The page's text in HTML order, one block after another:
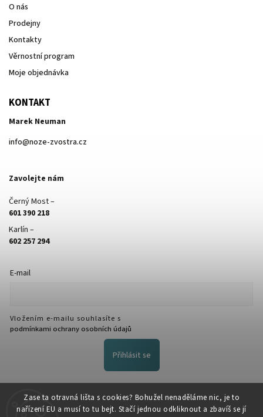
Zase ta otravná lišta s cookies? Bohužel nenaděláme nic, je to
nařízení EU a musí to tu bejt. Stačí jednou odkliknout a zbavíš se jí
O nás
Prodejny
Kontakty
Věrnostní program
Moje objednávka
KONTAKT
Marek Neuman
info@noze-zvostra.cz
Zavolejte nám
Černý Most –
601 390 218
Karlín –
602 257 294
E-mail
Vložením e-mailu souhlasíte s
podmínkami ochrany osobních údajů
Přihlásit se
FACEBOOK